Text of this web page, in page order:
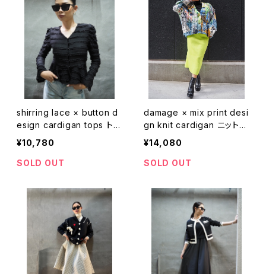
shirring lace × button d
esign cardigan tops トッ
プス カーディガン シャーリ
ング レース
¥10,780
SOLD OUT
damage × mix print desi
gn knit cardigan ニット
カーディガン Vネック プリ
ント 転写 ダメージ
¥14,080
SOLD OUT